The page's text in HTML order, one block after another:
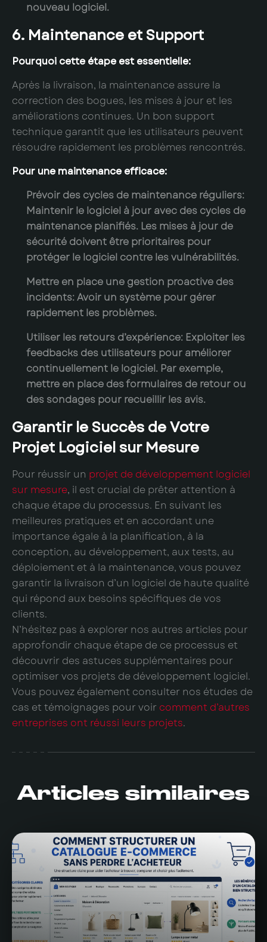
nouveau logiciel.
6. Maintenance et Support
Pourquoi cette étape est essentielle:
Après la livraison, la maintenance assure la
correction des bogues, les mises à jour et les
améliorations continues. Un bon support
technique garantit que les utilisateurs peuvent
résoudre rapidement les problèmes rencontrés.
Pour une maintenance efficace:
Prévoir des cycles de maintenance réguliers:
Maintenir le logiciel à jour avec des cycles de
maintenance planifiés. Les mises à jour de
sécurité doivent être prioritaires pour
protéger le logiciel contre les vulnérabilités.
Mettre en place une gestion proactive des
incidents:Avoir un système pour gérer
rapidement les problèmes.
Utiliser les retours d’expérience: Exploiter les
feedbacks des utilisateurs pour améliorer
continuellement le logiciel. Par exemple,
mettre en place des formulaires de retour ou
des sondages pour recueillir les avis.
Garantir le Succès de Votre
Projet Logiciel sur Mesure
Pour réussir un projet de développement logiciel
sur mesure, il est crucial de prêter attention à
chaque étape du processus. En suivant les
meilleures pratiques et en accordant une
importance égale à la planification, à la
conception, au développement, aux tests, au
déploiement et à la maintenance, vous pouvez
garantir la livraison d’un logiciel de haute qualité
qui répond aux besoins spécifiques de vos
clients.
N’hésitez pas à explorer nos autres articles pour
approfondir chaque étape de ce processus et
découvrir des astuces supplémentaires pour
optimiser vos projets de développement logiciel.
Vous pouvez également consulter nos études de
cas et témoignages pour voir comment d’autres
entreprises ont réussi leurs projets.
Articles similaires